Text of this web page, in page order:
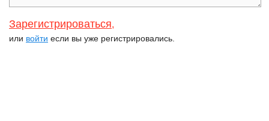
Зарегистрироваться,
или войти если вы уже регистрировались.